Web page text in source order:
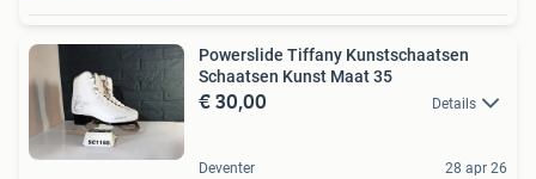
Powerslide Tiffany Kunstschaatsen
Schaatsen Kunst Maat 35
€ 30,00 Details
Deventer 28 apr 26